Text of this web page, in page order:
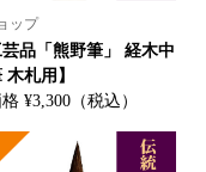
ップ
品「熊野筆」 経木中
札用】
¥3,300（税込）